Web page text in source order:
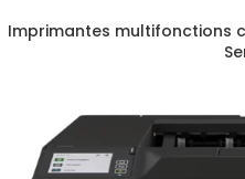
Imprimantes multifonctions